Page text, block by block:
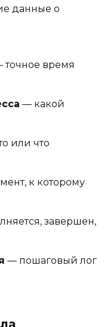
данные о
точное время
— какой
или что
к которому
завершен,
— пошаговый лог